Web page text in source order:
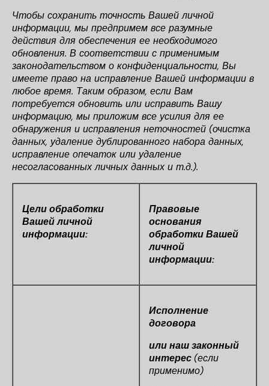
Чтобы сохранить точность Вашей личной
информации, мы предпримем все разумные
действия для обеспечения ее необходимого
обновления. В соответствии с применимым
законодательством о конфиденциальности, Вы
имеете право на исправление Вашей информации в
любое время. Таким образом, если Вам
потребуется обновить или исправить Вашу
информацию, мы приложим все усилия для ее
обнаружения и исправления неточностей (очистка
данных, удаление дублированного набора данных,
исправление опечаток или удаление
несогласованных личных данных и т.д.).
Цели обработки
Вашей личной
информации:
Правовые
основания
обработки Вашей
личной
информации:
Исполнение
договора
или наш законный
интерес(если
применимо)